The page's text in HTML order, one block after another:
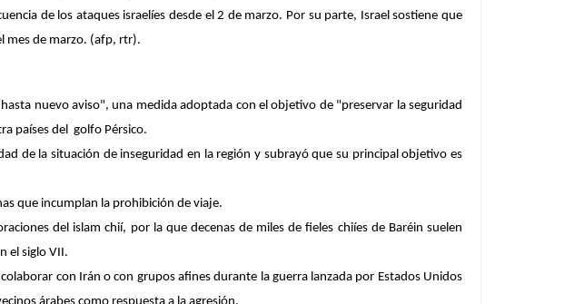
de los ataques israelíes desde el 2 de marzo. Por su parte, Israel sostiene que
mes de marzo. (afp, rtr).
nuevo aviso", una medida adoptada con el objetivo de "preservar la seguridad
países del golfo Pérsico.
de la situación de inseguridad en la región y subrayó que su principal objetivo es
que incumplan la prohibición de viaje.
del islam chií, por la que decenas de miles de fieles chiíes de Baréin suelen
el siglo VII.
con Irán o con grupos afines durante la guerra lanzada por Estados Unidos